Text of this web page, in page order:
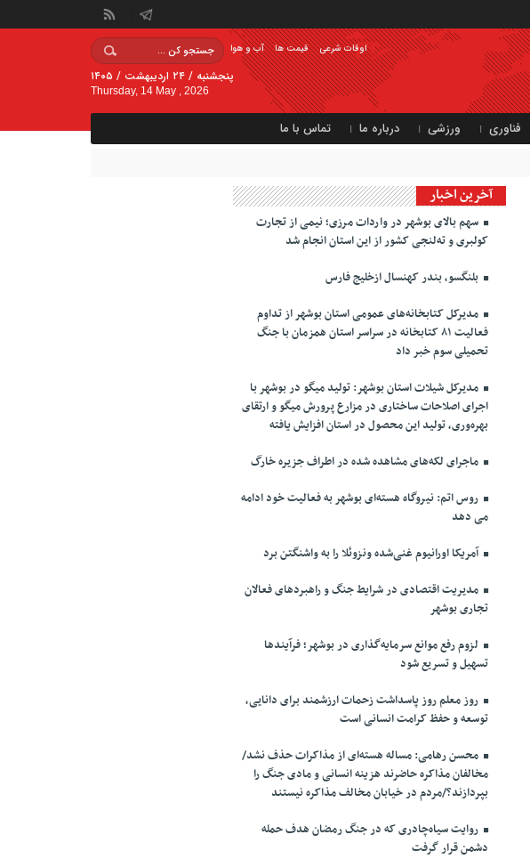
آب و هوا قیمت ها اوقات شرعی
پنجشنبه / ۲۴ اردیبهشت / ۱۴۰۵
Thursday, 14 May , 2026
فناوری ورزشی درباره ما تماس با ما
آخرین اخبار
سهم بالای بوشهر در واردات مرزی؛ نیمی از تجارت
کولبری و ته‌لنجی کشور از این استان انجام شد
بلنگسو، بندر کهنسال ازخلیج فارس
مدیرکل کتابخانه‌های عمومی استان بوشهر از تداوم
فعالیت ۸۱ کتابخانه در سراسر استان همزمان با جنگ
تحمیلی سوم خبر داد
مدیرکل شیلات استان بوشهر: تولید میگو در بوشهر با
اجرای اصلاحات ساختاری در مزارع پرورش میگو و ارتقای
بهره‌وری، تولید این محصول در استان افزایش یافته
ماجرای لکه‌های مشاهده شده در اطراف جزیره خارگ
روس اتم: نیروگاه هسته‌ای بوشهر به فعالیت خود ادامه
می دهد
آمریکا اورانیوم غنی‌شده ونزوئلا را به واشنگتن برد
مدیریت اقتصادی در شرایط جنگ و راهبردهای فعالان
تجاری بوشهر
لزوم رفع موانع سرمایه‌گذاری در بوشهر؛ فرآیندها
تسهیل و تسریع شود
روز معلم روز پاسداشت زحمات ارزشمند برای دانایی،
توسعه و حفظ کرامت انسانی است
محسن رهامی: مساله هسته‌ای از مذاکرات حذف نشد/
مخالفان مذاکره حاضرند هزینه انسانی و مادی جنگ را
بپردازند؟/مردم در خیابان مخالف مذاکره نیستند
روایت سیاه‌چادری که در جنگ رمضان هدف حمله
دشمن قرار گرفت